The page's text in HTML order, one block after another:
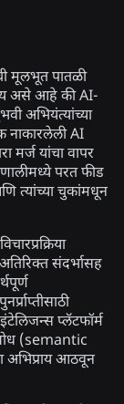
मूलभूत पातळी
असे आहे की AI-
अभियंत्यांच्या
नाकारलेली AI
मर्ज यांचा वापर
परत फीड
त्यांच्या चुकांमधून
संदर्भासह
प्लॅटफॉर्म
(semantic
अभिप्राय आठवून